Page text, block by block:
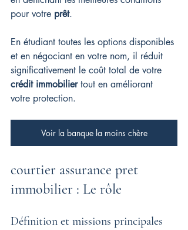
pour votre prêt.
En étudiant toutes les options disponibles
et en négociant en votre nom, il réduit
significativement le coût total de votre
crédit immobilier tout en améliorant
votre protection.
Voir la banque la moins chère
courtier assurance pret
immobilier : Le rôle
Définition et missions principales